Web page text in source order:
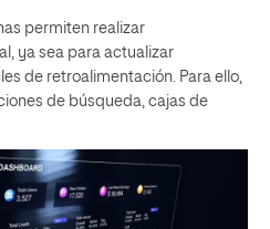
permiten realizar
ya sea para actualizar
de retroalimentación. Para ello,
de búsqueda, cajas de